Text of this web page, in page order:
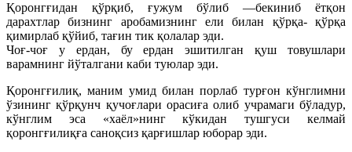
Қоронгғидан қўрқиб, ғужум бўлиб —бекиниб ётқон
дарахтлар бизнинг аробамизнинг ели билан қўрқа- қўрқа
қимирлаб қўйиб, тағин тик қолалар эди.
Чоғ-чоғ у ердан, бу ердан эшитилган қуш товушлари
варамнинг йўталгани каби туюлар эди.
Қоронгғилиқ, маним умид билан порлаб турғон кўнглимни
ўзининг қўрқунч қучоғлари орасиға олиб учрамаги бўладур,
кўнглим эса «хаёл»нинг кўкидан тушгуси келмай
қоронгғилиқға саноқсиз қарғишлар юборар эди.